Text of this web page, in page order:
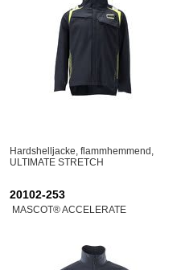
Hardshelljacke, flammhemmend,
ULTIMATE STRETCH
20102-253
MASCOT® ACCELERATE